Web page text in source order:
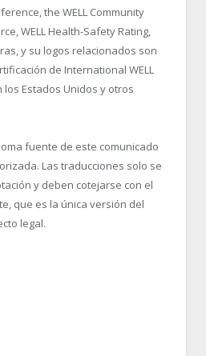
the WELL Community
WELL Health-Safety Rating,
y su logos relacionados son
de International WELL
los Estados Unidos y otros
fuente de este comunicado
Las traducciones solo se
y deben cotejarse con el
que es la única versión del
legal.